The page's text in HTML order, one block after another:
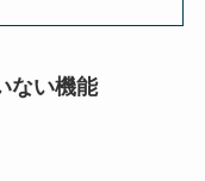
ない機能